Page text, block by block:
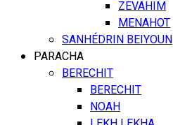
ZEVAHIM
MENAHOT
SANHÉDRIN BEIYOUN
PARACHA
BERECHIT
BERECHIT
NOAH